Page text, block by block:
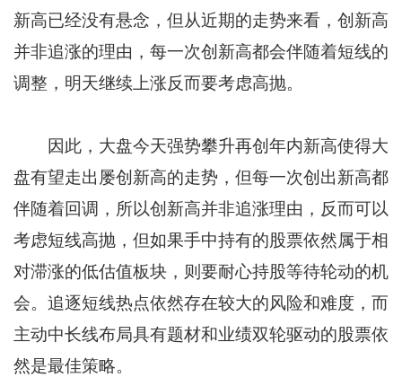
新高已经没有悬念，但从近期的走势来看，创新高
并非追涨的理由，每一次创新高都会伴随着短线的
调整，明天继续上涨反而要考虑高抛。
因此，大盘今天强势攀升再创年内新高使得大
盘有望走出屡创新高的走势，但每一次创出新高都
伴随着回调，所以创新高并非追涨理由，反而可以
考虑短线高抛，但如果手中持有的股票依然属于相
对滞涨的低估值板块，则要耐心持股等待轮动的机
会。追逐短线热点依然存在较大的风险和难度，而
主动中长线布局具有题材和业绩双轮驱动的股票依
然是最佳策略。